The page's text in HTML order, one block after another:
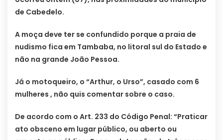
de Cabedelo.
A moça deve ter se confundido porque a praia de
nudismo fica em Tambaba, no litoral sul do Estado e
não na grande João Pessoa.
Já o motoqueiro, o “Arthur, o Urso”, casado com 6
mulheres , não quis comentar sobre o caso.
De acordo com o Art. 233 do Código Penal: “Praticar
ato obsceno em lugar público, ou aberto ou